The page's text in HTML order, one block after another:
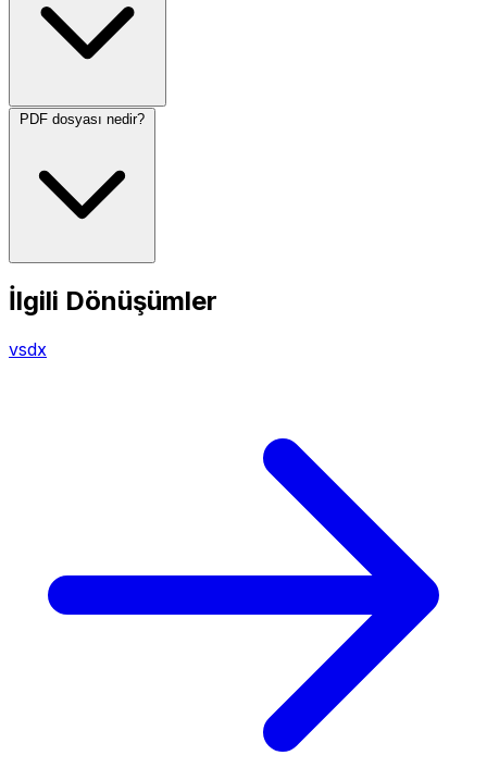
PDF dosyası nedir?
İlgili Dönüşümler
vsdx